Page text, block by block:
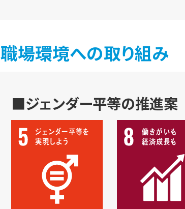
職場環境への取り組み
■ジェンダー平等の推進案